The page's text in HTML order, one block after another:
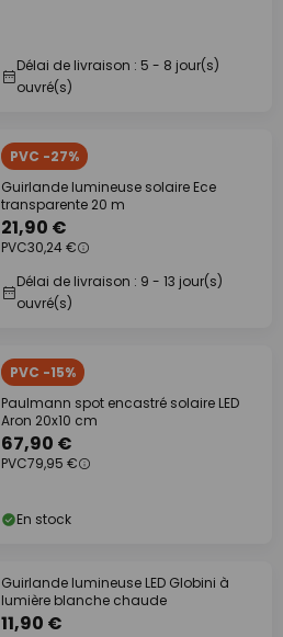
Délai de livraison : 5 - 8 jour(s)
ouvré(s)
PVC -27%
Guirlande lumineuse solaire Ece
transparente 20 m
21,90 €
PVC30,24 €
Délai de livraison : 9 - 13 jour(s)
ouvré(s)
PVC -15%
Paulmann spot encastré solaire LED
Aron 20x10 cm
67,90 €
PVC79,95 €
En stock
Guirlande lumineuse LED Globini à
lumière blanche chaude
11,90 €